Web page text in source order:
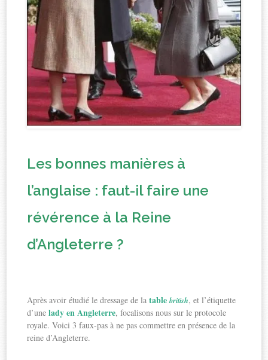
Les bonnes manières à
l’anglaise : faut-il faire une
révérence à la Reine
d’Angleterre ?
Après avoir étudié le dressage de la tablebritish, et l’étiquette
d’unelady en Angleterre, focalisons nous sur le protocole
royale. Voici 3 faux-pas à ne pas commettre en présence de la
reine d’Angleterre.